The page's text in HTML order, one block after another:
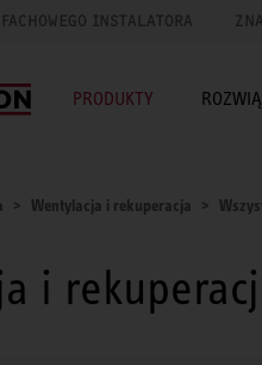
INSTALATORA
PRODUKTY
Wentylacja i rekuperacja
i